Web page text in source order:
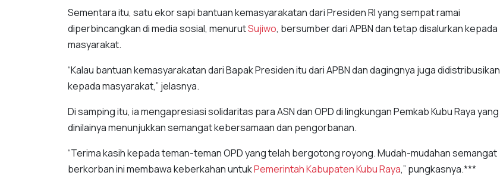
Sementara itu, satu ekor sapi bantuan kemasyarakatan dari Presiden RI yang sempat ramai
diperbincangkan di media sosial, menurutSujiwo, bersumber dari APBN dan tetap disalurkan kepada
masyarakat.
“Kalau bantuan kemasyarakatan dari Bapak Presiden itu dari APBN dan dagingnya juga didistribusikan
kepada masyarakat,” jelasnya.
Di samping itu, ia mengapresiasi solidaritas para ASN dan OPD di lingkungan Pemkab Kubu Raya yang
dinilainya menunjukkan semangat kebersamaan dan pengorbanan.
“Terima kasih kepada teman-teman OPD yang telah bergotong royong. Mudah-mudahan semangat
berkorban ini membawa keberkahan untukPemerintah Kabupaten Kubu Raya,” pungkasnya.***